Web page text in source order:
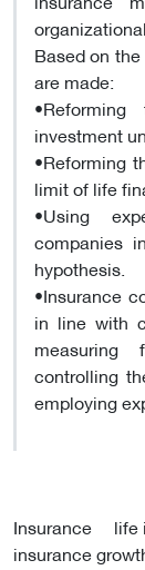
Based on
are made:
•
investment
•Reforming
limit of life
•Using
companies
hypothesis.
•Insurance
in line with
controlling
employing
Insurance life
insurance